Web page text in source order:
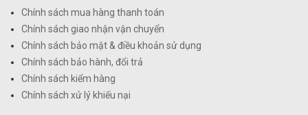
Chính sách mua hàng thanh toán
Chính sách giao nhận vận chuyển
Chính sách bảo mật & điều khoản sử dụng
Chính sách bảo hành, đổi trả
Chính sách kiểm hàng
Chính sách xử lý khiếu nại